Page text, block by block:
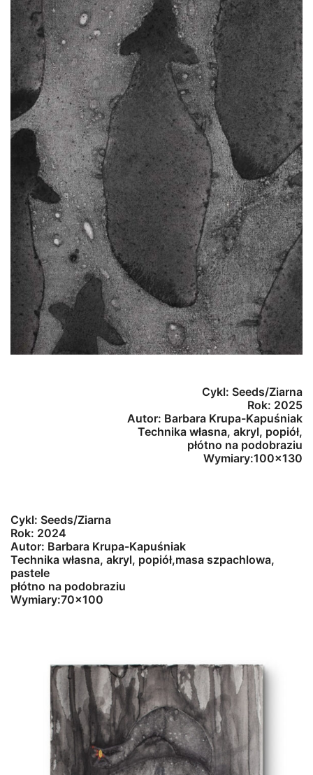
Cykl: Seeds/Ziarna
Rok: 2025
Autor: Barbara Krupa-Kapuśniak
Technika własna, akryl, popiół,
płótno na podobraziu
Wymiary:100×130
Cykl: Seeds/Ziarna
Rok: 2024
Autor: Barbara Krupa-Kapuśniak
Technika własna, akryl, popiół,masa szpachlowa,
pastele
płótno na podobraziu
Wymiary:70×100